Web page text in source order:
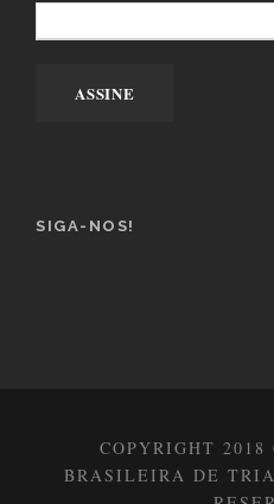
SIGA-NOS!
COPYRIGHT 2018
BRASILEIRA DE